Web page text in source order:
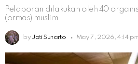
Pelaporan dilakukan oleh 40
(ormas) muslim
by Jati Sunarto May 7, 2026, 4:14